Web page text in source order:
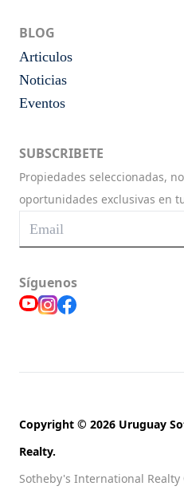
BLOG
Articulos
Noticias
Eventos
SUBSCRIBETE
Propiedades seleccionadas,
oportunidades exclusivas en
Síguenos
Copyright © 2026 Uruguay
Realty.
Sotheby's International